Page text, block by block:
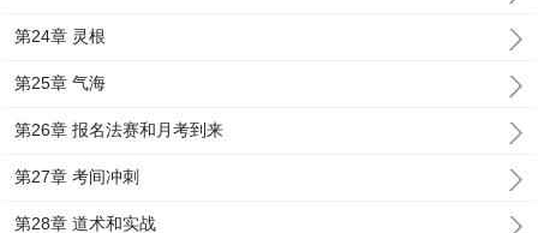
第24章 灵根
第25章 气海
第26章 报名法赛和月考到来
第27章 考间冲刺
第28章 道术和实战